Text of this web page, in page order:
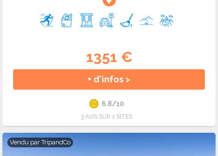
1351 €
+ d'infos >
6.8/10
3 AVIS SUR 1 SITES
Vendu parTripandCo